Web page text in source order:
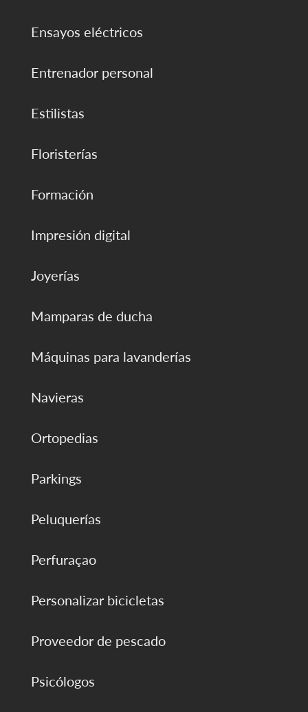
Ensayos eléctricos
Entrenador personal
Estilistas
Floristerías
Formación
Impresión digital
Joyerías
Mamparas de ducha
Máquinas para lavanderías
Navieras
Ortopedias
Parkings
Peluquerías
Perfuraçao
Personalizar bicicletas
Proveedor de pescado
Psicólogos